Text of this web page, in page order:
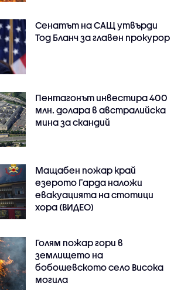
Сенатът на САЩ утвърди
Тод Бланч за главен прокурор
Пентагонът инвестира 400
млн. долара в австралийска
мина за скандий
Мащабен пожар край
езерото Гарда наложи
евакуацията на стотици
хора (ВИДЕО)
Голям пожар гори в
землището на
бобошевското село Висока
могила